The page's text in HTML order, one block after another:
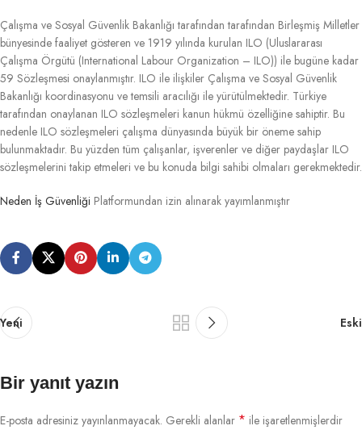
Çalışma ve Sosyal Güvenlik Bakanlığı tarafından tarafından Birleşmiş Milletler
bünyesinde faaliyet gösteren ve 1919 yılında kurulan ILO (Uluslararası
Çalışma Örgütü (International Labour Organization – ILO)) ile bugüne kadar
59 Sözleşmesi onaylanmıştır. ILO ile ilişkiler Çalışma ve Sosyal Güvenlik
Bakanlığı koordinasyonu ve temsili aracılığı ile yürütülmektedir. Türkiye
tarafından onaylanan ILO sözleşmeleri kanun hükmü özelliğine sahiptir. Bu
nedenle ILO sözleşmeleri çalışma dünyasında büyük bir öneme sahip
bulunmaktadır. Bu yüzden tüm çalışanlar, işverenler ve diğer paydaşlar ILO
sözleşmelerini takip etmeleri ve bu konuda bilgi sahibi olmaları gerekmektedir.
Neden İş Güvenliği Platformundan izin alınarak yayımlanmıştır
Yeni Eski
Bir yanıt yazın
E-posta adresiniz yayınlanmayacak. Gerekli alanlar * ile işaretlenmişlerdir